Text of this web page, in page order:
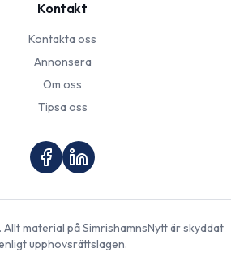
Kontakt
Kontakta oss
Annonsera
Om oss
Tipsa oss
Allt material påSimrishamnsNyttär skyddat
upphovsrättslagen.